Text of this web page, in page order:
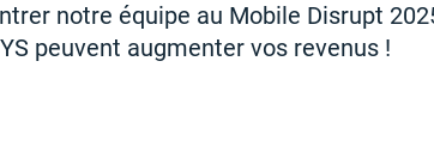
notre équipe au Mobile Disrupt
peuvent augmenter vos revenus !